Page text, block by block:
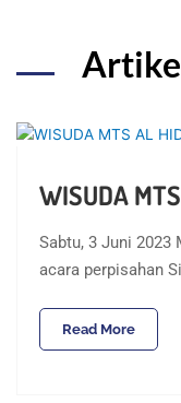
WISUDA
Sabtu, 3 Juni 2023
acara perpisahan
Read More